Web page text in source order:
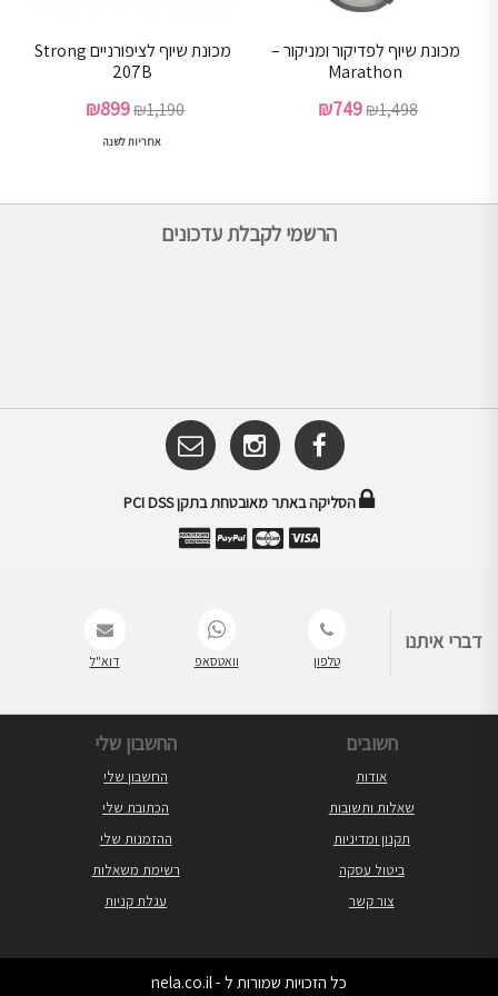
מכונת שיוף לפדיקור ומניקור –
Marathon
₪1,498
המחיר
₪749
מכונת שיוף לציפורניים Strong
207B
₪1,190
המחיר
המקורי
₪899
אחריות לשנה
הרשמי לקבלת עדכונים
הסליקה באתר מאובטחת בתקן PCI DSS
דברי איתנו
טלפון וואטסאפ דוא"ל
חשובים
אודות
שאלות ותשובות
תקנון ומדיניות
ביטול עסקה
צור קשר
החשבון שלי
החשבון שלי
הכתובת שלי
ההזמנות שלי
רשימת משאלות
עגלת קניות
כל הזכויות שמורות ל - nela.co.il